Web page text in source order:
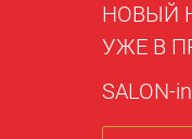
НОВЫЙ
УЖЕ В
SALON-